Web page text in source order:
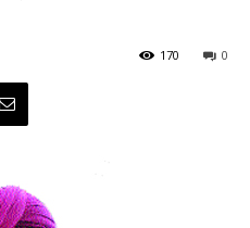
0
170